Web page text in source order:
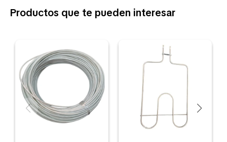
Productos que te pueden interesar